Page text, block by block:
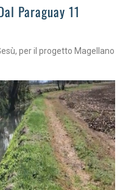
Paraguay 11
per il progetto Magellano